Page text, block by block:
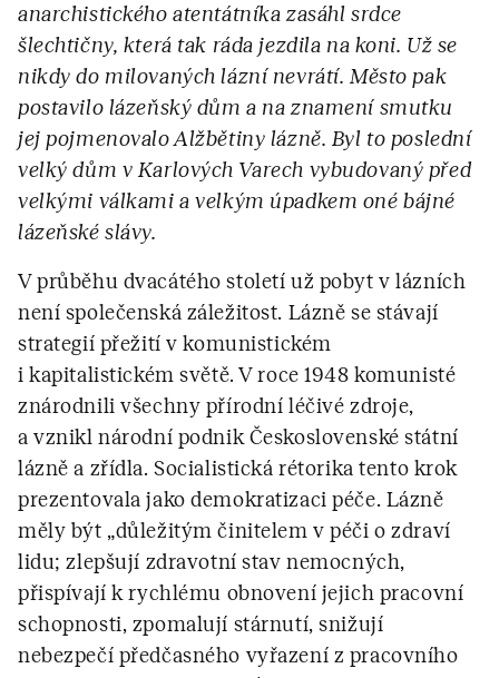
anarchistického atentátníka zasáhl srdce
šlechtičny, která tak ráda jezdila na koni. Už se
nikdy do milovaných lázní nevrátí. Město pak
postavilo lázeňský dům a na znamení smutku
jej pojmenovalo Alžbětiny lázně. Byl to poslední
velký dům v Karlových Varech vybudovaný před
velkými válkami a velkým úpadkem oné bájné
lázeňské slávy.
V průběhu dvacátého století už pobyt v lázních
není společenská záležitost. Lázně se stávají
strategií přežití v komunistickém
i kapitalistickém světě. V roce 1948 komunisté
znárodnili všechny přírodní léčivé zdroje,
a vznikl národní podnik Československé státní
lázně a zřídla. Socialistická rétorika tento krok
prezentovala jako demokratizaci péče. Lázně
měly být „důležitým činitelem v péči o zdraví
lidu; zlepšují zdravotní stav nemocných,
přispívají k rychlému obnovení jejich pracovní
schopnosti, zpomalují stárnutí, snižují
nebezpečí předčasného vyřazení z pracovního